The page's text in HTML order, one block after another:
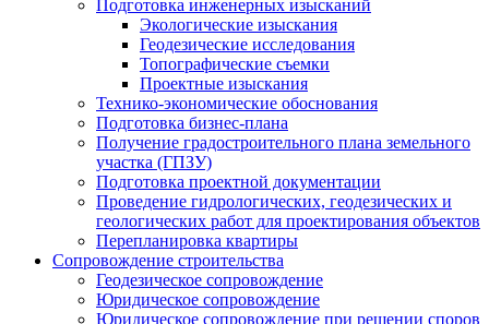
Подготовка инженерных изысканий
Экологические изыскания
Геодезические исследования
Топографические съемки
Проектные изыскания
Технико-экономические обоснования
Подготовка бизнес-плана
Получение градостроительного плана земельного
участка (ГПЗУ)
Подготовка проектной документации
Проведение гидрологических, геодезических и
геологических работ для проектирования объектов
Перепланировка квартиры
Сопровождение строительства
Геодезическое сопровождение
Юридическое сопровождение
Юридическое сопровождение при решении споров